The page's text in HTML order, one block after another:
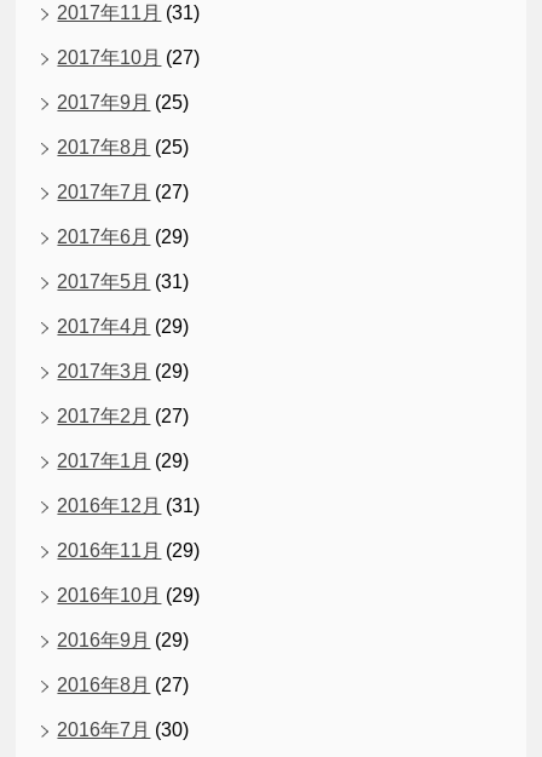
2017年11月 (31)
2017年10月 (27)
2017年9月 (25)
2017年8月 (25)
2017年7月 (27)
2017年6月 (29)
2017年5月 (31)
2017年4月 (29)
2017年3月 (29)
2017年2月 (27)
2017年1月 (29)
2016年12月 (31)
2016年11月 (29)
2016年10月 (29)
2016年9月 (29)
2016年8月 (27)
2016年7月 (30)